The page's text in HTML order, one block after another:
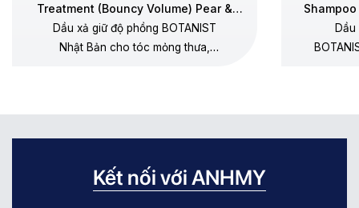
Treatment (Bouncy Volume) Pear &
Chamomile
Dầu xả giữ độ phồng BOTANIST
Nhật Bản cho tóc mỏng thưa,
Kết nối với ANHMY